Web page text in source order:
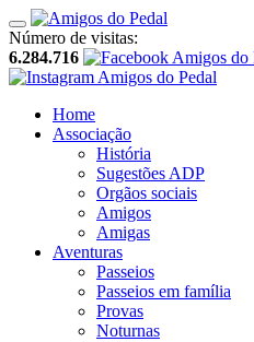
Número de visitas:
6.284.716
Home
Associação
História
Sugestões ADP
Orgãos sociais
Amigos
Amigas
Aventuras
Passeios
Passeios em família
Provas
Noturnas